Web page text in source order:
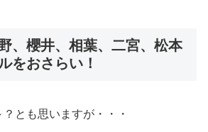
、櫻井、相葉、二宮、松本
をおさらい！
とも思いますが・・・